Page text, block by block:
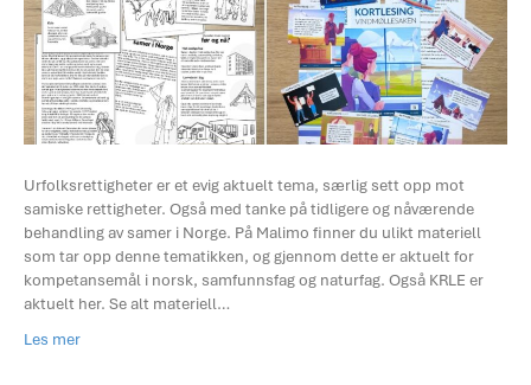
Urfolksrettigheter er et evig aktuelt tema, særlig sett opp mot
samiske rettigheter. Også med tanke på tidligere og nåværende
behandling av samer i Norge. På Malimo finner du ulikt materiell
som tar opp denne tematikken, og gjennom dette er aktuelt for
kompetansemål i norsk, samfunnsfag og naturfag. Også KRLE er
aktuelt her. Se alt materiell…
Les mer